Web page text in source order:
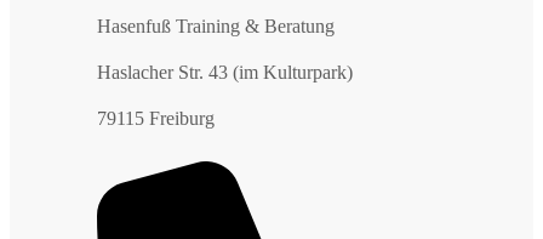
Hasenfuß Training & Beratung
Haslacher Str. 43 (im Kulturpark)
79115 Freiburg